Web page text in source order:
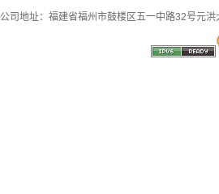
公司地址：福建省福州市鼓楼区五一中路32号元